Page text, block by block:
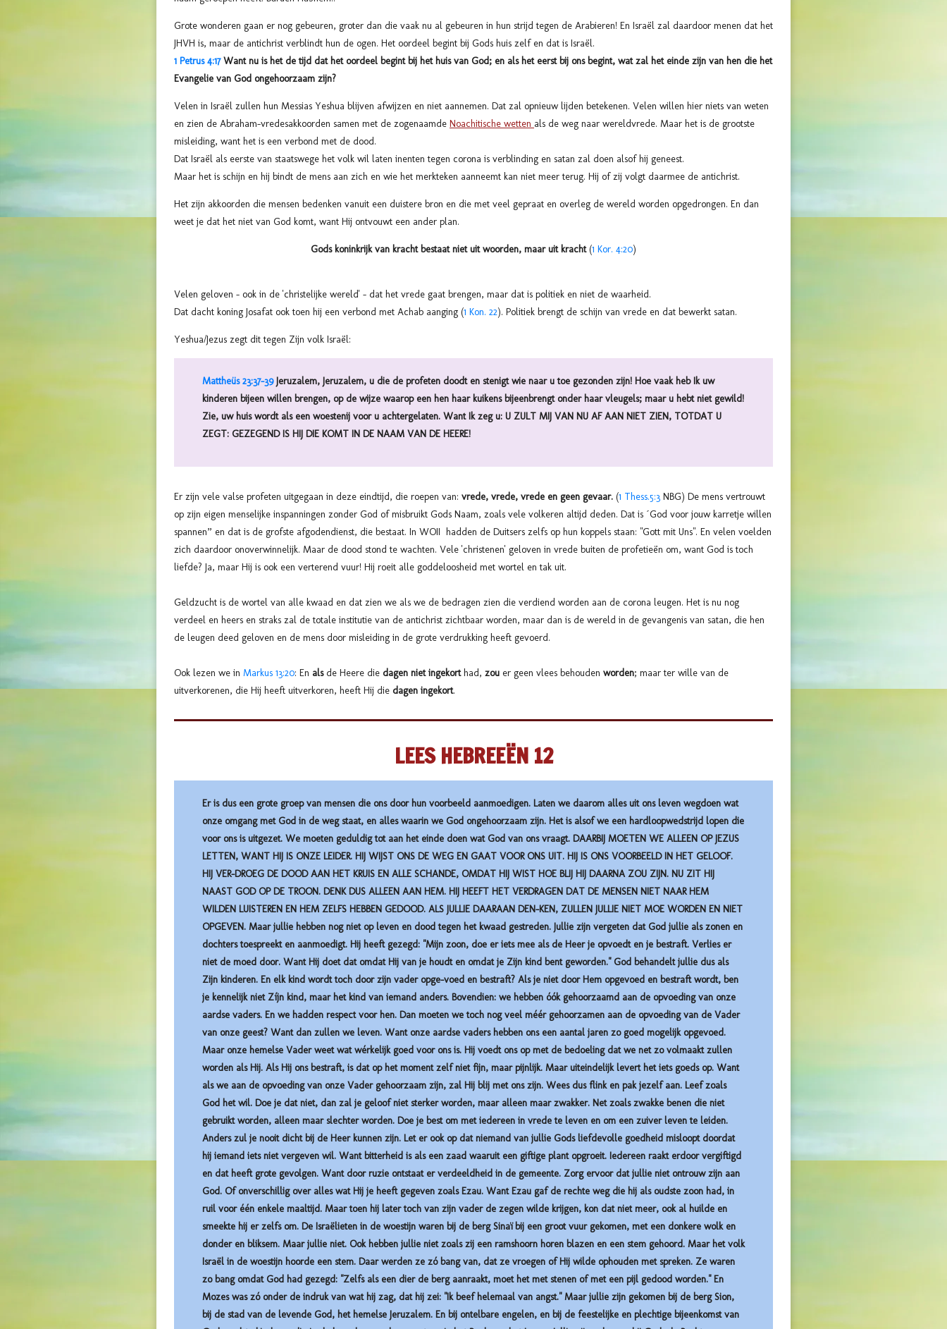
Grote wonderen gaan er nog gebeuren, groter dan die vaak nu al gebeuren in hun strijd tegen de Arabieren! En Israël zal daardoor menen dat het
JHVH is, maar de antichrist verblindt hun de ogen. Het oordeel begint bij Gods huis zelf en dat is Israël.
1 Petrus 4:17Want nu is het de tijd dat het oordeel begint bij het huis van God; en als het eerst bij ons begint, wat zal het einde zijn van hen die het
Evangelie van God ongehoorzaam zijn?
Velen in Israël zullen hun Messias Yeshua blijven afwijzen en niet aannemen. Dat zal opnieuw lijden betekenen. Velen willen hier niets van weten
en zien de Abraham-vredesakkoorden samen met de zogenaamde Noachitische wetten als de weg naar wereldvrede. Maar het is de grootste
misleiding, want het is een verbond met de dood.
Dat Israël als eerste van staatswege het volk wil laten inenten tegen corona is verblinding en satan zal doen alsof hij geneest.
Maar het is schijn en hij bindt de mens aan zich en wie het merkteken aanneemt kan niet meer terug. Hij of zij volgt daarmee de antichrist.
Het zijn akkoorden die mensen bedenken vanuit een duistere bron en die met veel gepraat en overleg de wereld worden opgedrongen. En dan
weet je dat het niet van God komt, want Hij ontvouwt een ander plan.
Gods koninkrijk van kracht bestaat niet uit woorden, maar uit kracht(1 Kor. 4:20)
Velen geloven - ook in de 'christelijke wereld' - dat het vrede gaat brengen, maar dat is politiek en niet de waarheid.
Dat dacht koning Josafat ook toen hij een verbond met Achab aanging (1 Kon. 22). Politiek brengt de schijn van vrede en dat bewerkt satan.
Yeshua/Jezus zegt dit tegen Zijn volk Israël:
Mattheüs 23:37-39Jeruzalem, Jeruzalem, u die de profeten doodt en stenigt wie naar u toe gezonden zijn! Hoe vaak heb Ik uw
kinderen bijeen willen brengen, op de wijze waarop een hen haar kuikens bijeenbrengt onder haar vleugels; maar u hebt niet gewild!
Zie, uw huis wordt als een woestenij voor u achtergelaten. Want Ik zeg u: U ZULT MIJ VAN NU AF AAN NIET ZIEN, TOTDAT U
ZEGT: GEZEGEND IS HIJ DIE KOMT IN DE NAAM VAN DE HEERE!
Er zijn vele valse profeten uitgegaan in deze eindtijd, die roepen van: vrede, vrede, vrede en geen gevaar. (1 Thess.5:3 NBG) De mens vertrouwt
op zijn eigen menselijke inspanningen zonder God of misbruikt Gods Naam, zoals vele volkeren altijd deden. Dat is ´God voor jouw karretje willen
spannen” en dat is de grofste afgodendienst, die bestaat. In WOII hadden de Duitsers zelfs op hun koppels staan: "Gott mit Uns". En velen voelden
zich daardoor onoverwinnelijk. Maar de dood stond te wachten. Vele 'christenen' geloven in vrede buiten de profetieën om, want God is toch
liefde? Ja, maar Hij is ook een verterend vuur! Hij roeit alle goddeloosheid met wortel en tak uit.
Geldzucht is de wortel van alle kwaad en dat zien we als we de bedragen zien die verdiend worden aan de corona leugen. Het is nu nog
verdeel en heers en straks zal de totale institutie van de antichrist zichtbaar worden, maar dan is de wereld in de gevangenis van satan, die hen
de leugen deed geloven en de mens door misleiding in de grote verdrukking heeft gevoerd.
Ook lezen we in Markus 13:20: En alsde Heere die dagen niet ingekorthad, zou er geen vlees behouden worden; maar ter wille van de
uitverkorenen, die Hij heeft uitverkoren, heeft Hij die dagen ingekort.
LEES HEBREEËN 12
Er is dus een grote groep van mensen die ons door hun voorbeeld aanmoedigen. Laten we daarom alles uit ons leven wegdoen wat
onze omgang met God in de weg staat, en alles waarin we God ongehoorzaam zijn. Het is alsof we een hardloopwedstrijd lopen die
voor ons is uitgezet. We moeten geduldig tot aan het einde doen wat God van ons vraagt. DAARBIJ MOETEN WE ALLEEN OP JEZUS
LETTEN, WANT HIJ IS ONZE LEIDER. HIJ WIJST ONS DE WEG EN GAAT VOOR ONS UIT. HIJ IS ONS VOORBEELD IN HET GELOOF.
HIJ VER-DROEG DE DOOD AAN HET KRUIS EN ALLE SCHANDE, OMDAT HIJ WIST HOE BLIJ HIJ DAARNA ZOU ZIJN. NU ZIT HIJ
NAAST GOD OP DE TROON. DENK DUS ALLEEN AAN HEM. HIJ HEEFT HET VERDRAGEN DAT DE MENSEN NIET NAAR HEM
WILDEN LUISTEREN EN HEM ZELFS HEBBEN GEDOOD. ALS JULLIE DAARAAN DEN-KEN, ZULLEN JULLIE NIET MOE WORDEN EN NIET
OPGEVEN. Maar jullie hebben nog niet op leven en dood tegen het kwaad gestreden. Jullie zijn vergeten dat God jullie als zonen en
dochters toespreekt en aanmoedigt. Hij heeft gezegd: "Mijn zoon, doe er iets mee als de Heer je opvoedt en je bestraft. Verlies er
niet de moed door. Want Hij doet dat omdat Hij van je houdt en omdat je Zijn kind bent geworden." God behandelt jullie dus als
Zijn kinderen. En elk kind wordt toch door zijn vader opge-voed en bestraft? Als je niet door Hem opgevoed en bestraft wordt, ben
je kennelijk niet Zíjn kind, maar het kind van iemand anders. Bovendien: we hebben óók gehoorzaamd aan de opvoeding van onze
aardse vaders. En we hadden respect voor hen. Dan moeten we toch nog veel méér gehoorzamen aan de opvoeding van de Vader
van onze geest? Want dan zullen we leven. Want onze aardse vaders hebben ons een aantal jaren zo goed mogelijk opgevoed.
Maar onze hemelse Vader weet wat wérkelijk goed voor ons is. Hij voedt ons op met de bedoeling dat we net zo volmaakt zullen
worden als Hij. Als Hij ons bestraft, is dat op het moment zelf niet fijn, maar pijnlijk. Maar uiteindelijk levert het iets goeds op. Want
als we aan de opvoeding van onze Vader gehoorzaam zijn, zal Hij blij met ons zijn. Wees dus flink en pak jezelf aan. Leef zoals
God het wil. Doe je dat niet, dan zal je geloof niet sterker worden, maar alleen maar zwakker. Net zoals zwakke benen die niet
gebruikt worden, alleen maar slechter worden. Doe je best om met iedereen in vrede te leven en om een zuiver leven te leiden.
Anders zul je nooit dicht bij de Heer kunnen zijn. Let er ook op dat niemand van jullie Gods liefdevolle goedheid misloopt doordat
hij iemand iets niet vergeven wil. Want bitterheid is als een zaad waaruit een giftige plant opgroeit. Iedereen raakt erdoor vergiftigd
en dat heeft grote gevolgen. Want door ruzie ontstaat er verdeeldheid in de gemeente. Zorg ervoor dat jullie niet ontrouw zijn aan
God. Of onverschillig over alles wat Hij je heeft gegeven zoals Ezau. Want Ezau gaf de rechte weg die hij als oudste zoon had, in
ruil voor één enkele maaltijd. Maar toen hij later toch van zijn vader de zegen wilde krijgen, kon dat niet meer, ook al huilde en
smeekte hij er zelfs om. De Israëlieten in de woestijn waren bij de berg Sinaï bij een groot vuur gekomen, met een donkere wolk en
donder en bliksem. Maar jullie niet. Ook hebben jullie niet zoals zij een ramshoorn horen blazen en een stem gehoord. Maar het volk
Israël in de woestijn hoorde een stem. Daar werden ze zó bang van, dat ze vroegen of Hij wilde ophouden met spreken. Ze waren
zo bang omdat God had gezegd: "Zelfs als een dier de berg aanraakt, moet het met stenen of met een pijl gedood worden." En
Mozes was zó onder de indruk van wat hij zag, dat hij zei: "Ik beef helemaal van angst." Maar jullie zijn gekomen bij de berg Sion,
bij de stad van de levende God, het hemelse Jeruzalem. En bij ontelbare engelen, en bij de feestelijke en plechtige bijeenkomst van